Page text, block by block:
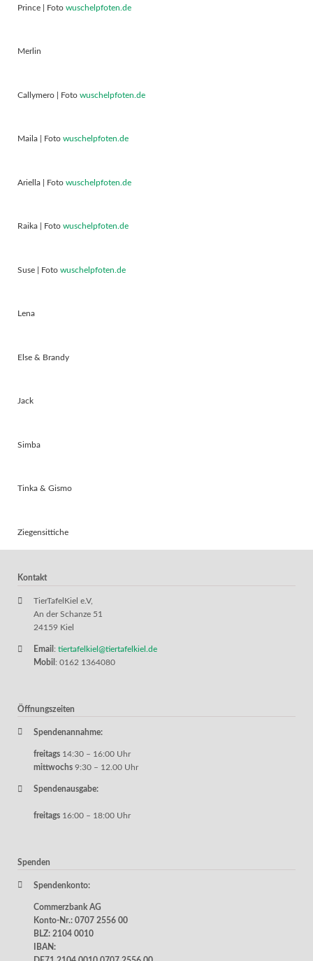
Prince | Foto wuschelpfoten.de
Merlin
Callymero | Foto wuschelpfoten.de
Maila | Foto wuschelpfoten.de
Ariella | Foto wuschelpfoten.de
Raika | Foto wuschelpfoten.de
Suse | Foto wuschelpfoten.de
Lena
Else & Brandy
Jack
Simba
Tinka & Gismo
Ziegensittiche
Kontakt
TierTafelKiel e.V,
An der Schanze 51
24159 Kiel
Email : tiertafelkiel@tiertafelkiel.de
Mobil : 0162 1364080
Öffnungszeiten
Spendenannahme:
freitags 14:30 – 16:00 Uhr
mittwochs 9:30 – 12.00 Uhr
Spendenausgabe:
freitags 16:00 – 18:00 Uhr
Spenden
Spendenkonto:
Commerzbank AG
Konto-Nr.: 0707 2556 00
BLZ: 2104 0010
IBAN: